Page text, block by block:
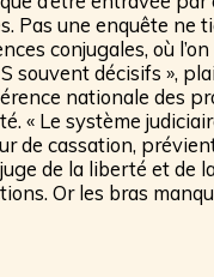
Pas une enquête ne
conjugales, où
souvent décisifs »,
nationale des
« Le système
de cassation,
de la liberté et de
Or les bras